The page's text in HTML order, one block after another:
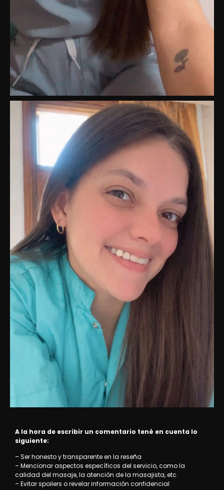
A la hora de escribir un comentario tené en cuenta lo
siguiente:
– Ser honesto y transparente en la reseña
– Mencionar aspectos específicos del servicio, como la
calidad del masaje, la atención de la masajista, etc.
– Evitar spoilers o revelar información confidencial